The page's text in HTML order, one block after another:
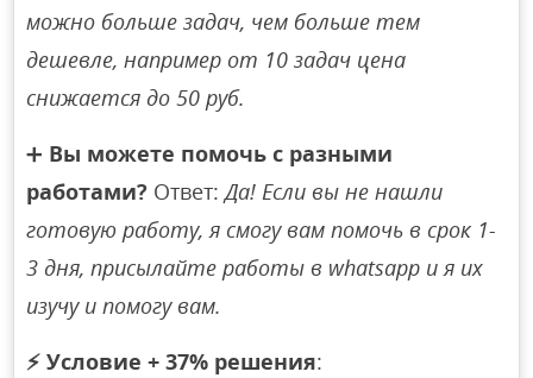
можно больше задач, чем больше тем
дешевле, например от 10 задач цена
снижается до 50 руб.
➕ Вы можете помочь с разными
работами? Ответ:Да! Если вы не нашли
готовую работу, я смогу вам помочь в срок 1-
3 дня, присылайте работы в whatsapp и я их
изучу и помогу вам.
⚡ Условие + 37% решения: